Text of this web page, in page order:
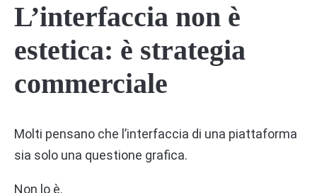
L’interfaccia non è
estetica: è strategia
commerciale
Molti pensano che l’interfaccia di una piattaforma
sia solo una questione grafica.
Non lo è.